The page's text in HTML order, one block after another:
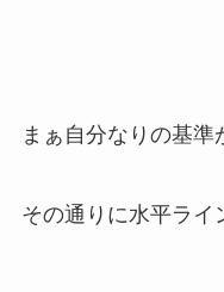
まぁ自分なりの基準
その通りに水平ライ